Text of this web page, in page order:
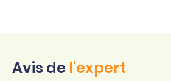
Avis de l'expert